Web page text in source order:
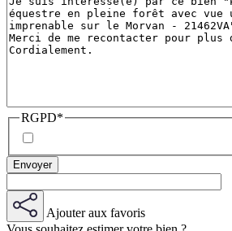
RGPD*
Ajouter aux favoris